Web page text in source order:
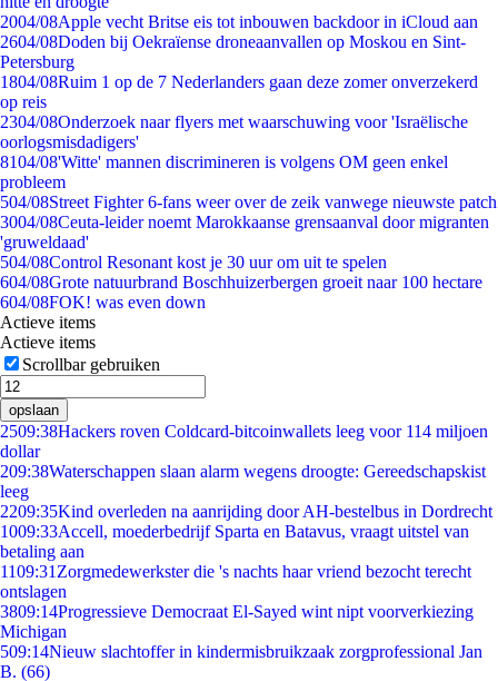
2004/08Apple vecht Britse eis tot inbouwen backdoor in iCloud aan
2604/08Doden bij Oekraïense droneaanvallen op Moskou en Sint-
Petersburg
1804/08Ruim 1 op de 7 Nederlanders gaan deze zomer onverzekerd
op reis
2304/08Onderzoek naar flyers met waarschuwing voor 'Israëlische
oorlogsmisdadigers'
8104/08'Witte' mannen discrimineren is volgens OM geen enkel
probleem
504/08Street Fighter 6-fans weer over de zeik vanwege nieuwste patch
3004/08Ceuta-leider noemt Marokkaanse grensaanval door migranten
'gruweldaad'
504/08Control Resonant kost je 30 uur om uit te spelen
604/08Grote natuurbrand Boschhuizerbergen groeit naar 100 hectare
604/08FOK! was even down
Actieve items
Actieve items
Scrollbar gebruiken
opslaan
2509:38Hackers roven Coldcard-bitcoinwallets leeg voor 114 miljoen
dollar
209:38Waterschappen slaan alarm wegens droogte: Gereedschapskist
leeg
2209:35Kind overleden na aanrijding door AH-bestelbus in Dordrecht
1009:33Accell, moederbedrijf Sparta en Batavus, vraagt uitstel van
betaling aan
1109:31 Zorgmedewerkster die 's nachts haar vriend bezocht terecht
ontslagen
3809:14Progressieve Democraat El-Sayed wint nipt voorverkiezing
Michigan
509:14Nieuw slachtoffer in kindermisbruikzaak zorgprofessional Jan
B. (66)